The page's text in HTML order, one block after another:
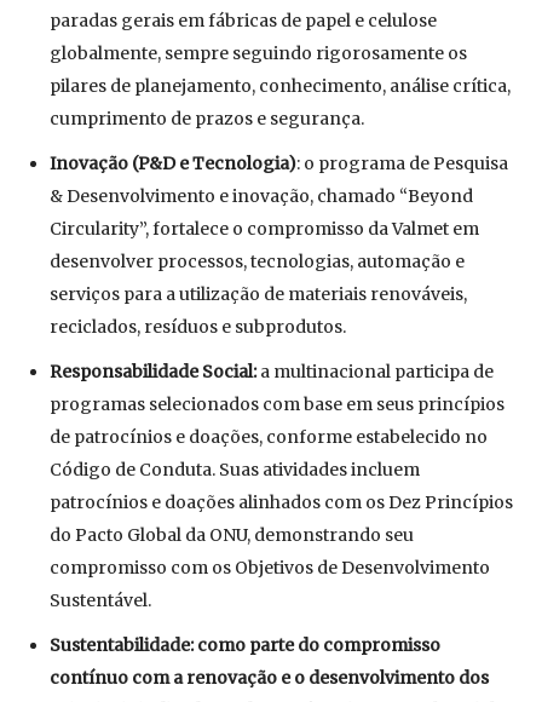
paradas gerais em fábricas de papel e celulose
globalmente, sempre seguindo rigorosamente os
pilares de planejamento, conhecimento, análise crítica,
cumprimento de prazos e segurança.
Inovação (P&D e Tecnologia): o programa de Pesquisa
& Desenvolvimento e inovação, chamado “Beyond
Circularity”, fortalece o compromisso da Valmet em
desenvolver processos, tecnologias, automação e
serviços para a utilização de materiais renováveis,
reciclados, resíduos e subprodutos.
Responsabilidade Social:a multinacional participa de
programas selecionados com base em seus princípios
de patrocínios e doações, conforme estabelecido no
Código de Conduta. Suas atividades incluem
patrocínios e doações alinhados com os Dez Princípios
do Pacto Global da ONU, demonstrando seu
compromisso com os Objetivos de Desenvolvimento
Sustentável.
Sustentabilidade: como parte do compromisso
contínuo com a renovação e o desenvolvimento dos